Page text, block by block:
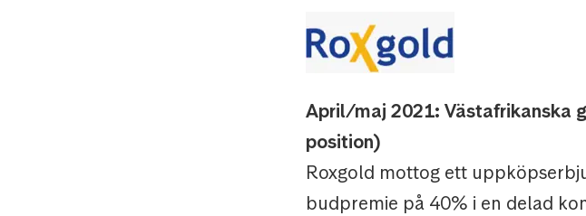
April/maj 2021: Västafrikanska
position)
Roxgold mottog ett
budpremie på 40% i en delad